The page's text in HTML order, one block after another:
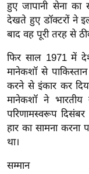
सा
हि
त्य
ज
ग
त
ऑ
टो
व
र्ल्ड
न्यू
हुए जापानी सेना का
देखते हुए डॉक्टरों ने
बाद वह पूरी तरह से
फिर साल 1971 में देश
मानेकशॉ से
करने से इंकार कर
मानेकशॉ ने
परिणामस्वरूप
हार का सामना
था।
सम्मान